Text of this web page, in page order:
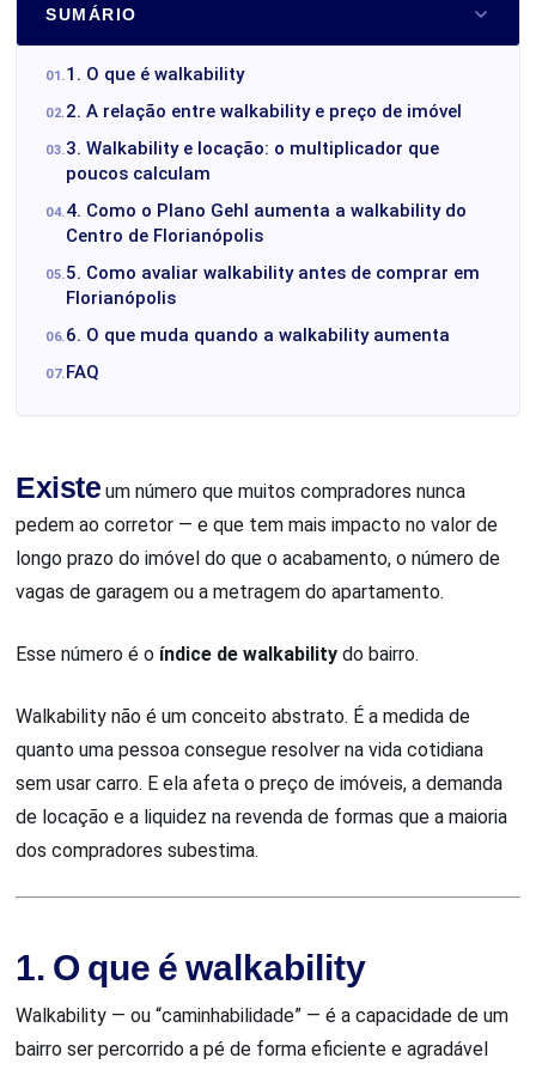
SUMÁRIO
1. O que é walkability
2. A relação entre walkability e preço de imóvel
3. Walkability e locação: o multiplicador que
poucos calculam
4. Como o Plano Gehl aumenta a walkability do
Centro de Florianópolis
5. Como avaliar walkability antes de comprar em
Florianópolis
6. O que muda quando a walkability aumenta
FAQ
Existe um número que muitos compradores nunca
pedem ao corretor — e que tem mais impacto no valor de
longo prazo do imóvel do que o acabamento, o número de
vagas de garagem ou a metragem do apartamento.
Esse número é o índice de walkability do bairro.
Walkability não é um conceito abstrato. É a medida de
quanto uma pessoa consegue resolver na vida cotidiana
sem usar carro. E ela afeta o preço de imóveis, a demanda
de locação e a liquidez na revenda de formas que a maioria
dos compradores subestima.
1. O que é walkability
Walkability — ou “caminhabilidade” — é a capacidade de um
bairro ser percorrido a pé de forma eficiente e agradável